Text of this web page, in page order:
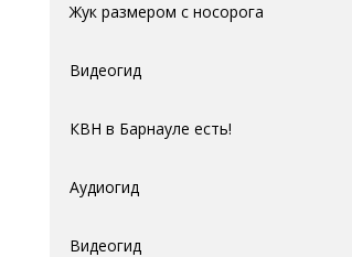
Жук размером с носорога
Видеогид
КВН в Барнауле есть!
Аудиогид
Видеогид